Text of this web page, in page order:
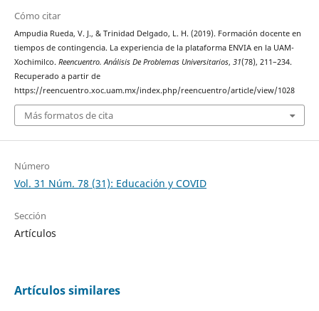
Cómo citar
Ampudia Rueda, V. J., & Trinidad Delgado, L. H. (2019). Formación docente en
tiempos de contingencia. La experiencia de la plataforma ENVIA en la UAM-
Xochimilco. Reencuentro. Análisis De Problemas Universitarios, 31(78), 211–234.
Recuperado a partir de
https://reencuentro.xoc.uam.mx/index.php/reencuentro/article/view/1028
Más formatos de cita
Número
Vol. 31 Núm. 78 (31): Educación y COVID
Sección
Artículos
Artículos similares